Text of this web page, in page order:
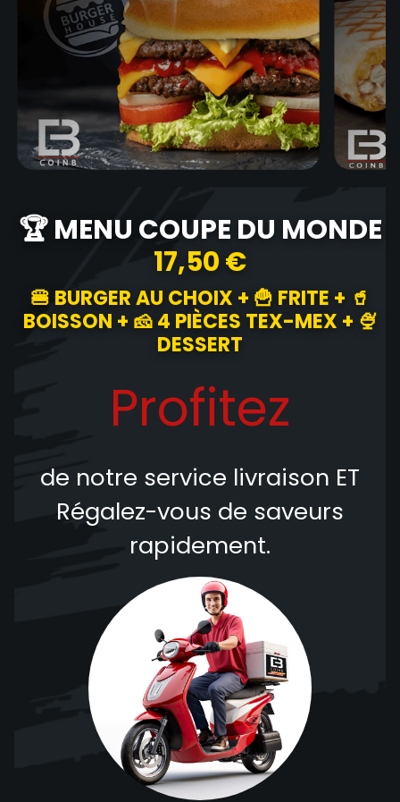
🏆 MENU COUPE DU MONDE
17,50 €
🍔 BURGER AU CHOIX + 🍟 FRITE + 🥤
BOISSON + 🧀 4 PIÈCES TEX-MEX + 🍨
DESSERT
Profitez
de notre service livraison ET
Régalez-vous de saveurs
rapidement.